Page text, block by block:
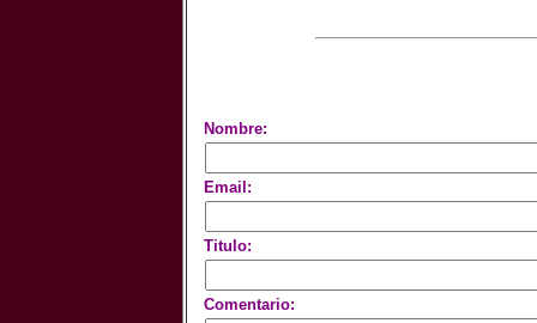
Nombre:
Email:
Titulo:
Comentario: